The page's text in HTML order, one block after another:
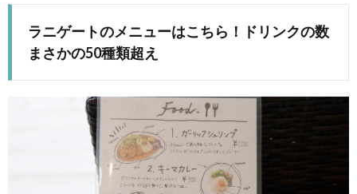
ラニゲートのメニューはこちら！ドリンクの数
まさかの50種類超え